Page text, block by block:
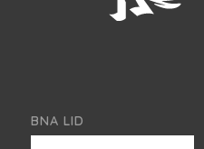
BNA LID